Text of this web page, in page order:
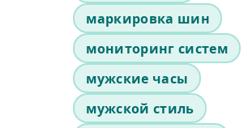
маркировка шин
мониторинг систем
мужские часы
мужской стиль